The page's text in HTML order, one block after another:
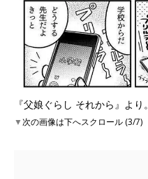
『父娘ぐらし それから』より。
▼次の画像は下へスクロール (3/7)